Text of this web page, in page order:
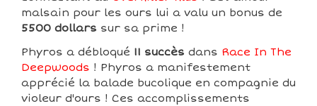
malsain pour les ours lui a valu un bonus de
5500 dollars sur sa prime !
Phyros a débloqué 11 succès dans Race In The
Deepwoods ! Phyros a manifestement
apprécié la balade bucolique en compagnie du
violeur d'ours ! Ces accomplissements